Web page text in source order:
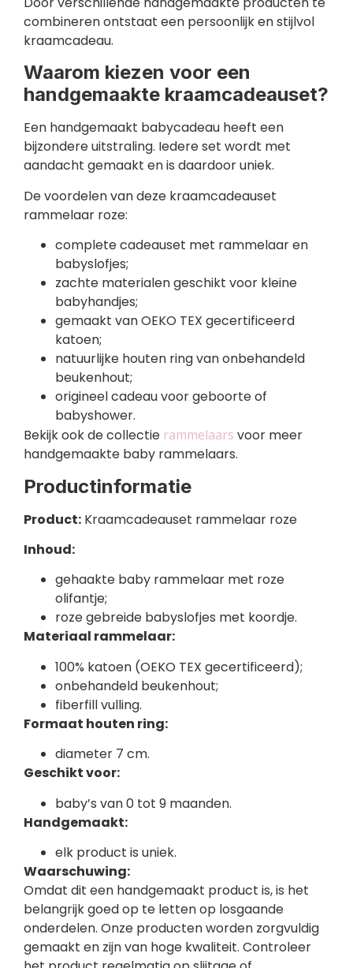
combineren ontstaat een persoonlijk en stijlvol
kraamcadeau.
Waarom kiezen voor een
handgemaakte kraamcadeauset?
Een handgemaakt babycadeau heeft een
bijzondere uitstraling. Iedere set wordt met
aandacht gemaakt en is daardoor uniek.
De voordelen van deze kraamcadeauset
rammelaar roze:
complete cadeauset met rammelaar en
babyslofjes;
zachte materialen geschikt voor kleine
babyhandjes;
gemaakt van OEKO TEX gecertificeerd
katoen;
natuurlijke houten ring van onbehandeld
beukenhout;
origineel cadeau voor geboorte of
babyshower.
Bekijk ook de collectie rammelaars voor meer
handgemaakte baby rammelaars.
Productinformatie
Product: Kraamcadeauset rammelaar roze
Inhoud:
gehaakte baby rammelaar met roze
olifantje;
roze gebreide babyslofjes met koordje.
Materiaal rammelaar:
100% katoen (OEKO TEX gecertificeerd);
onbehandeld beukenhout;
fiberfill vulling.
Formaat houten ring:
diameter 7 cm.
Geschikt voor:
baby’s van 0 tot 9 maanden.
Handgemaakt:
elk product is uniek.
Waarschuwing:
Omdat dit een handgemaakt product is, is het
belangrijk goed op te letten op losgaande
onderdelen. Onze producten worden zorgvuldig
gemaakt en zijn van hoge kwaliteit. Controleer